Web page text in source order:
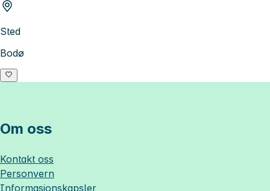
Sted
Bodø
Om oss
Kontakt oss
Personvern
Informasjonskapsler